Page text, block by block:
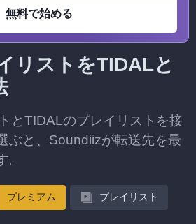
無料で始める
リストをTIDALと
とTIDALのプレイリストを接
ぶと、Soundiizが転送先を最
。
プレミアム プレイリスト